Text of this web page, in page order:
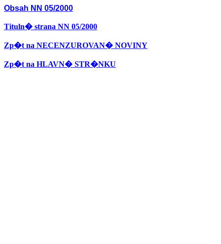
Obsah NN 05/2000
Tituln� strana NN 05/2000
Zp�t na NECENZUROVAN� NOVINY
Zp�t na HLAVN� STR�NKU